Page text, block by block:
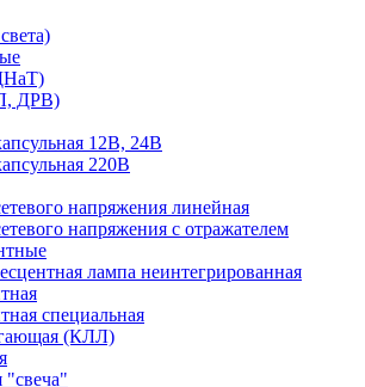
ДРВ)
12В, 24В
220В
напряжения линейная
напряжения с отражателем
лампа неинтегрированная
специальная
(КЛЛ)
"свеча"